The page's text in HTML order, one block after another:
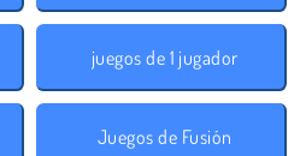
juegos de 1 jugador
Juegos de Fusión